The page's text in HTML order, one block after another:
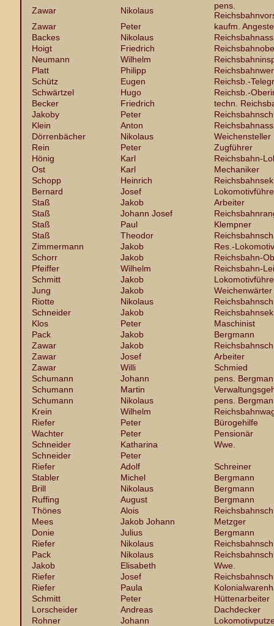
Zawar
Nikolaus
pens.
Zawar
Peter
kaufm.
Backes
Nikolaus
Hoigt
Friedrich
Neumann
Wilhelm
Platt
Philipp
Schütz
Eugen
Reichsb.-
Schwärtzel
Hugo
Reichsb.-
Becker
Friedrich
techn.
Jakoby
Peter
Klein
Anton
Dörrenbächer
Nikolaus
Weichensteller
Rein
Peter
Zugführer
Hönig
Karl
Reichsbahn-
Ost
Karl
Mechaniker
Schopp
Heinrich
Bernard
Josef
Staß
Jakob
Arbeiter
Staß
Johann Josef
Staß
Paul
Klempner
Staß
Theodor
Zimmermann
Jakob
Res.-
Schorr
Jakob
Reichsbahn-
Pfeiffer
Wilhelm
Reichsbahn-
Schmitt
Jakob
Jung
Jakob
Weichenwärter
Riotte
Nikolaus
Schneider
Jakob
Klos
Peter
Maschinist
Pack
Jakob
Bergmann
Zawar
Jakob
Zawar
Josef
Arbeiter
Zawar
Willi
Schmied
Schumann
Johann
pens.
Schumann
Martin
Schumann
Nikolaus
pens.
Krein
Wilhelm
Riefer
Peter
Bürogehilfe
Wachter
Peter
Pensionär
Schneider
Katharina
Wwe.
Schneider
Peter
Riefer
Adolf
Schreiner
Stabler
Michel
Bergmann
Brill
Nikolaus
Bergmann
Ruffing
August
Bergmann
Thönes
Alois
Mees
Jakob Johann
Metzger
Donie
Julius
Bergmann
Riefer
Nikolaus
Pack
Nikolaus
Jakob
Elisabeth
Wwe.
Riefer
Josef
Riefer
Paula
Schmitt
Peter
Hüttenarbeiter
Lorscheider
Andreas
Dachdecker
Rohner
Johann